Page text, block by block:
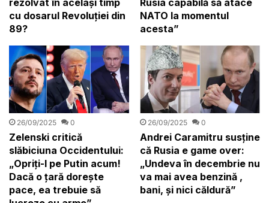
cu dosarul Revoluției din
89?
Rusia capabilă să atace
NATO la momentul
acesta”
26/09/2025 0
Zelenski critică
slăbiciuna Occidentului:
„Opriți-l pe Putin acum!
Dacă o țară doreşte
pace, ea trebuie să
26/09/2025 0
Andrei Caramitru susține
că Rusia e game over:
„Undeva în decembrie nu
va mai avea benzină ,
bani, și nici căldură”